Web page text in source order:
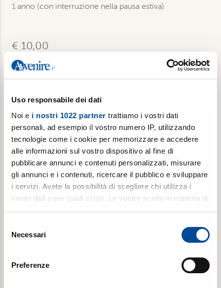
Uso responsabile dei dati
Noi e i nostri 1022 partner trattiamo i vostri dati
personali, ad esempio il vostro numero IP, utilizzando
tecnologie come i cookie per memorizzare e accedere
alle informazioni sul vostro dispositivo al fine di
pubblicare annunci e contenuti personalizzati, misurare
gli annunci e i contenuti, ricercare il pubblico e sviluppare
i servizi. Avete la possibilità di scegliere chi utilizza i
vostri dati e per quali scopi. Le vostre scelte in materia di
privacy sono applicabili solo su questa proprietà digitale
modificare o revocare il proprio consenso in qualsiasi
momento dalla Dichiarazione sui cookie o facendo clic
delNecessari
Preferenze
1 anno (con interruzione nella pausa estiva)
€ 10,00
Acquista
Abbonamento annuale digitale
Pop Up ogni primo martedì del mese, per 1 anno (da
settembre a giugno) + Avvenire tutti i martedì